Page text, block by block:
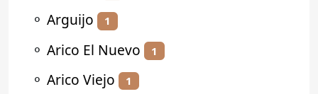
⚬ Arguijo 1
⚬ Arico El Nuevo 1
⚬ Arico Viejo 1